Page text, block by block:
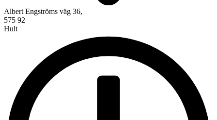
Albert Engströms väg 36,
575 92
Hult